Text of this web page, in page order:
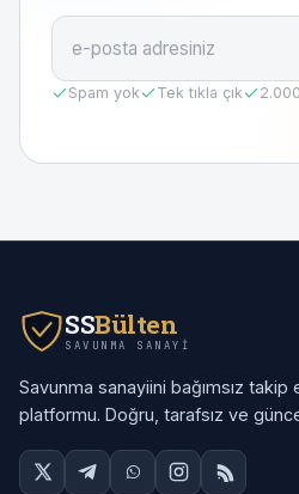
Spam yok Tek tıkla çık 2.000
SSBülten
SAVUNMA SANAYI
Savunma sanayiini bağımsız takip
platformu. Doğru, tarafsız ve